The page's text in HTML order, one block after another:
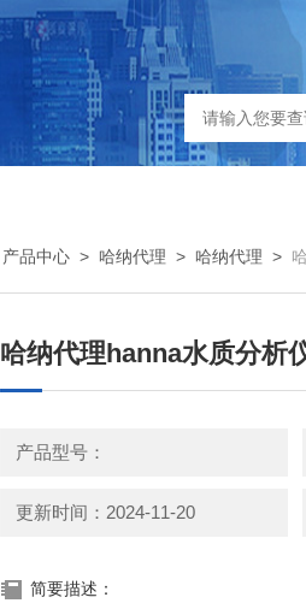
产品中心 > 哈纳代理 > 哈纳代理 >
哈纳代理hanna水质分析
产品型号：
更新时间：2024-11-20
简要描述：